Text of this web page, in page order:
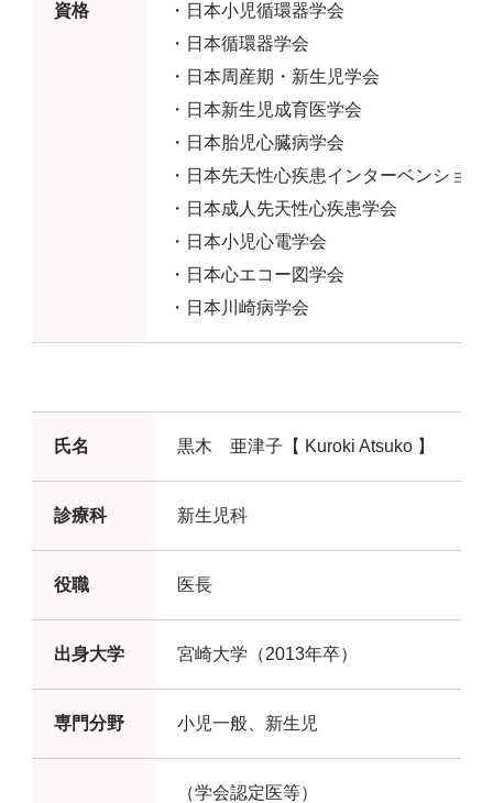
資格
・日本小児循環器学会
・日本循環器学会
・日本周産期・新生児学会
・日本新生児成育医学会
・日本胎児心臓病学会
・日本先天性心疾患インターベンション
・日本成人先天性心疾患学会
・日本小児心電学会
・日本心エコー図学会
・日本川崎病学会
氏名 黒木 亜津子【 Kuroki Atsuko 】
診療科 新生児科
役職 医長
出身大学 宮崎大学（2013年卒）
専門分野 小児一般、新生児
（学会認定医等）